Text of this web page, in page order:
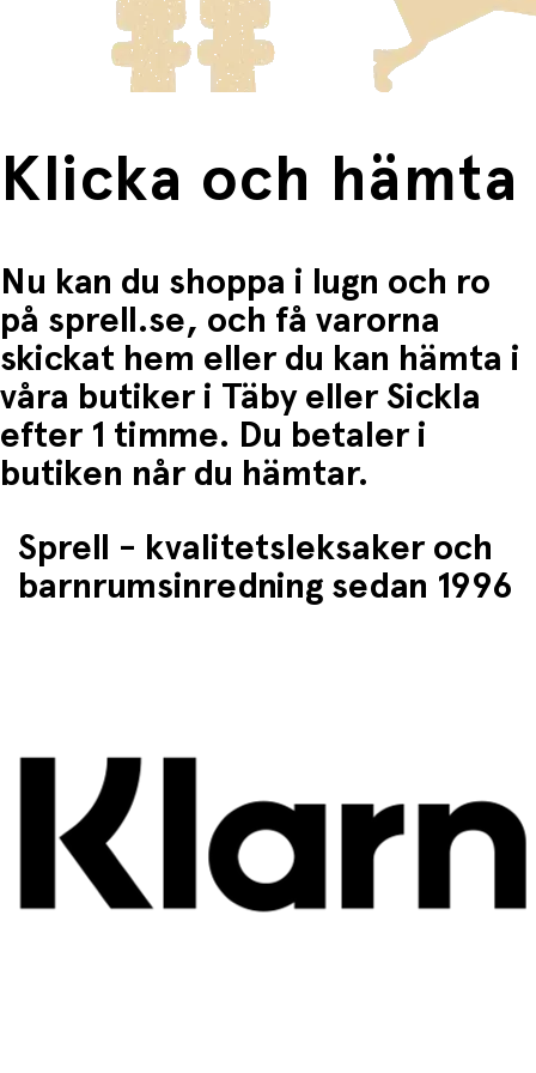
Fri frakt när du handlar för mer än 1500:-
Klicka och hämta
Nu kan du shoppa i lugn och ro
på sprell.se, och få varorna
skickat hem eller du kan hämta i
våra butiker i Täby eller Sickla
efter 1 timme. Du betaler i
butiken når du hämtar.
Sprell - kvalitetsleksaker och
barnrumsinredning sedan 1996